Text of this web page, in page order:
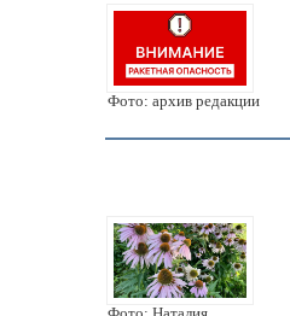
Фото: архив редакции